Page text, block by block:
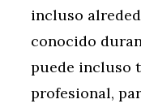
incluso
conocido
puede incluso
profesional,